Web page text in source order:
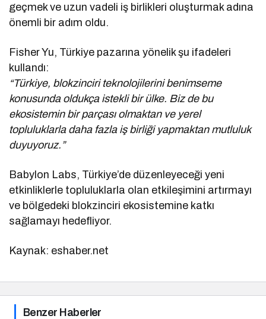
geçmek ve uzun vadeli iş birlikleri oluşturmak adına
önemli bir adım oldu.
Fisher Yu, Türkiye pazarına yönelik şu ifadeleri
kullandı:
“Türkiye, blokzinciri teknolojilerini benimseme
konusunda oldukça istekli bir ülke. Biz de bu
ekosistemin bir parçası olmaktan ve yerel
topluluklarla daha fazla iş birliği yapmaktan mutluluk
duyuyoruz.”
Babylon Labs, Türkiye’de düzenleyeceği yeni
etkinliklerle topluluklarla olan etkileşimini artırmayı
ve bölgedeki blokzinciri ekosistemine katkı
sağlamayı hedefliyor.
Kaynak: eshaber.net
Benzer Haberler